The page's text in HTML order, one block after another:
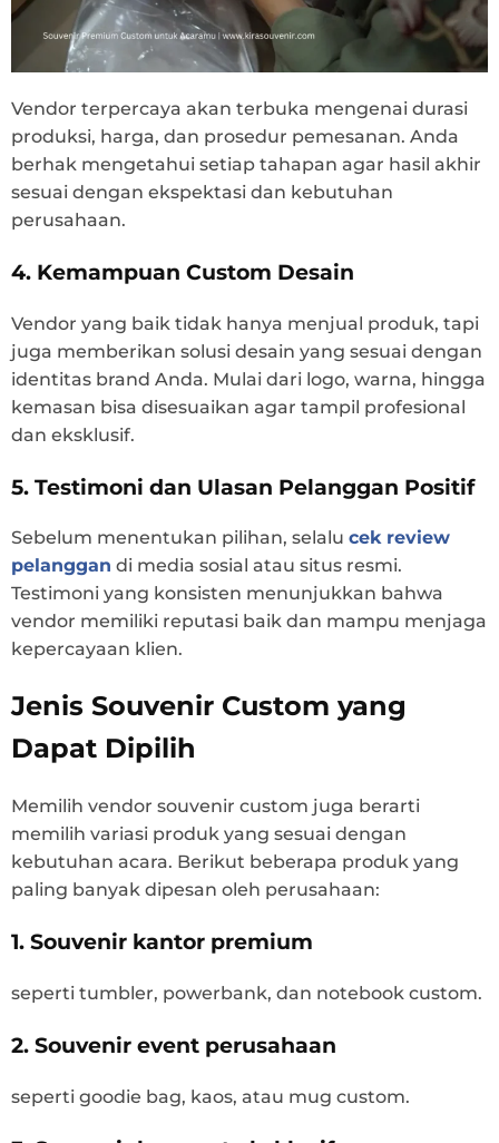
Vendor terpercaya akan terbuka mengenai durasi
produksi, harga, dan prosedur pemesanan. Anda
berhak mengetahui setiap tahapan agar hasil akhir
sesuai dengan ekspektasi dan kebutuhan
perusahaan.
4. Kemampuan Custom Desain
Vendor yang baik tidak hanya menjual produk, tapi
juga memberikan solusi desain yang sesuai dengan
identitas brand Anda. Mulai dari logo, warna, hingga
kemasan bisa disesuaikan agar tampil profesional
dan eksklusif.
5. Testimoni dan Ulasan Pelanggan Positif
Sebelum menentukan pilihan, selalu cek review
pelanggan di media sosial atau situs resmi.
Testimoni yang konsisten menunjukkan bahwa
vendor memiliki reputasi baik dan mampu menjaga
kepercayaan klien.
Jenis Souvenir Custom yang
Dapat Dipilih
Memilih vendor souvenir custom juga berarti
memilih variasi produk yang sesuai dengan
kebutuhan acara. Berikut beberapa produk yang
paling banyak dipesan oleh perusahaan:
1. Souvenir kantor premium
seperti tumbler, powerbank, dan notebook custom.
2. Souvenir event perusahaan
seperti goodie bag, kaos, atau mug custom.